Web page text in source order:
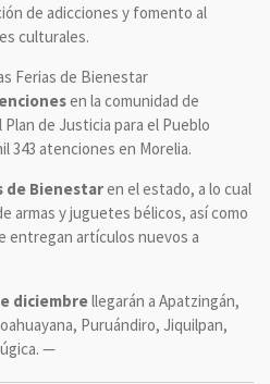
de adicciones y fomento al
culturales.
Ferias de Bienestar
en la comunidad de
de Justicia para el Pueblo
343 atenciones en Morelia.
de Bienestaren el estado, a lo cual
armas y juguetes bélicos, así como
entregan artículos nuevos a
diciembrellegarán a Apatzingán,
Puruándiro, Jiquilpan,
—